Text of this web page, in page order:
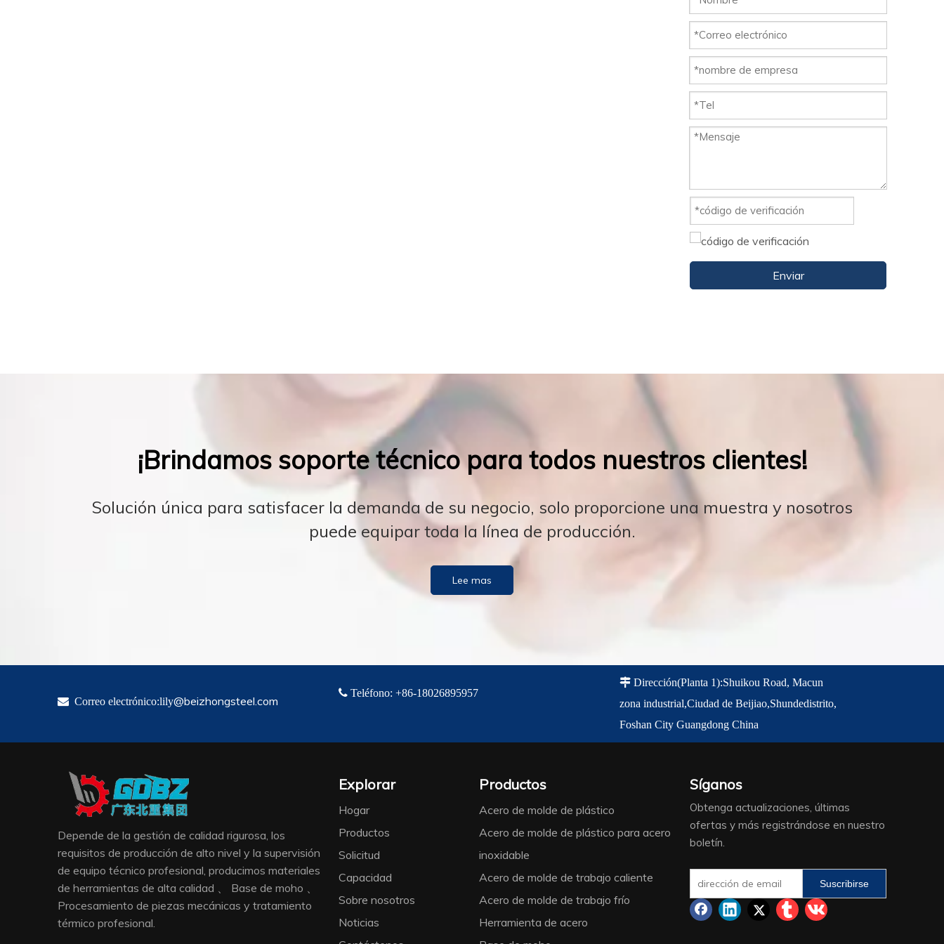
Enviar
¡Brindamos soporte técnico para todos nuestros clientes!
Solución única para satisfacer la demanda de su negocio, solo proporcione una muestra y nosotros
puede equipar toda la línea de producción.
Lee mas
 Correo electrónico:lily@beizhongsteel.com
 Teléfono: +86-18026895957
 Dirección(Planta 1):Shuikou Road, Macun
zona industrial, Ciudad de Beijiao, Shundedistrito,
Foshan City Guangdong China
Depende de la gestión de calidad rigurosa, los
requisitos de producción de alto nivel y la supervisión
de equipo técnico profesional, producimos materiales
de herramientas de alta calidad 、 Base de moho 、
Procesamiento de piezas mecánicas y tratamiento
térmico profesional.
Explorar
Hogar
Productos
Solicitud
Capacidad
Sobre nosotros
Noticias
Productos
Acero de molde de plástico
Acero de molde de plástico para acero
inoxidable
Acero de molde de trabajo caliente
Acero de molde de trabajo frío
Herramienta de acero
Síganos
Obtenga actualizaciones, últimas
ofertas y más registrándose en nuestro
boletín.
Suscribirse